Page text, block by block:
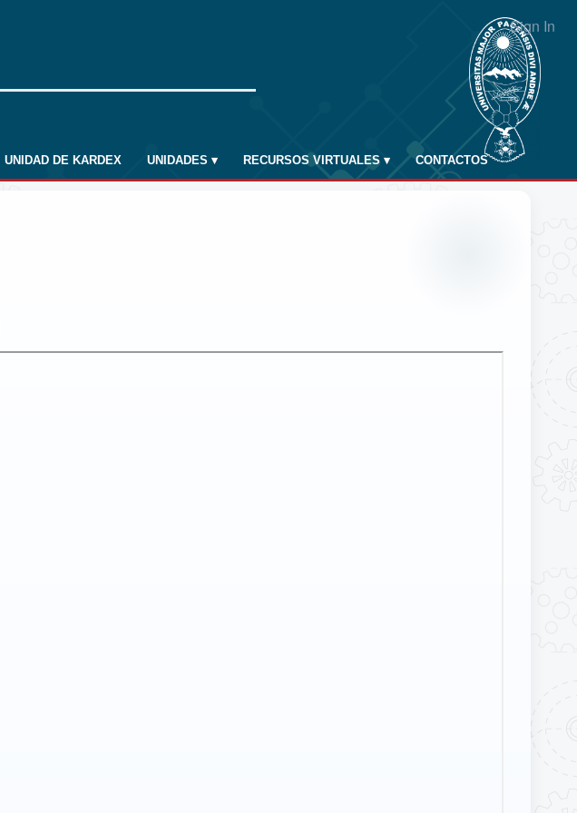
Sign In
UNIDAD DE KARDEX UNIDADES ▾ RECURSOS VIRTUALES ▾ CONTACTOS